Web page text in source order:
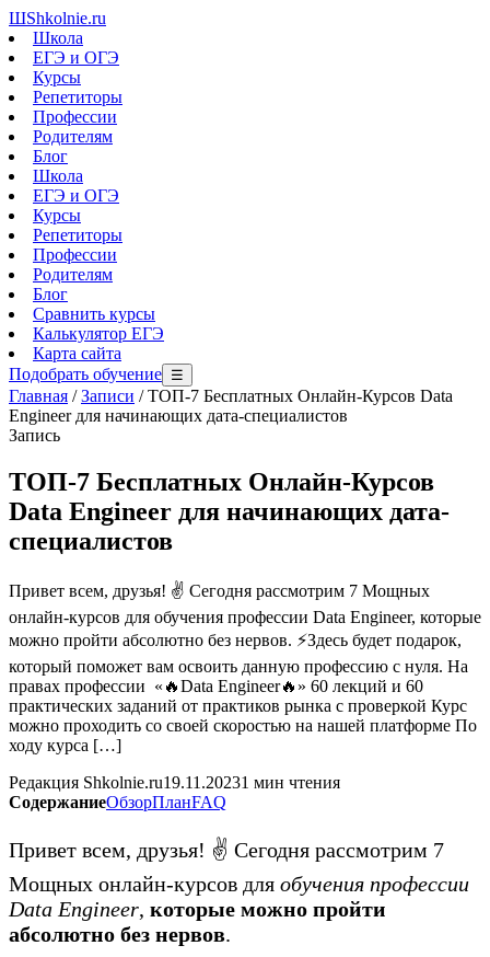
ШShkolnie.ru
Школа
ЕГЭ и ОГЭ
Курсы
Репетиторы
Профессии
Родителям
Блог
Школа
ЕГЭ и ОГЭ
Курсы
Репетиторы
Профессии
Родителям
Блог
Сравнить курсы
Калькулятор ЕГЭ
Карта сайта
Подобрать обучение ☰
Главная /Записи /ТОП-7 Бесплатных Онлайн-Курсов Data
Engineer для начинающих дата-специалистов
Запись
ТОП-7 Бесплатных Онлайн-Курсов
Data Engineer для начинающих дата-
специалистов
Привет всем, друзья! ✌ Сегодня рассмотрим 7 Мощных
онлайн-курсов для обучения профессии Data Engineer, которые
можно пройти абсолютно без нервов. ⚡️Здесь будет подарок,
который поможет вам освоить данную профессию с нуля. На
правах профессии «🔥Data Engineer🔥» 60 лекций и 60
практических заданий от практиков рынка с проверкой Курс
можно проходить со своей скоростью на нашей платформе По
ходу курса […]
Редакция Shkolnie.ru19.11.20231 мин чтения
СодержаниеОбзорПланFAQ
Привет всем, друзья! ✌ Сегодня рассмотрим 7
Мощных онлайн-курсов для обучения профессии
Data Engineer, которые можно пройти
абсолютно без нервов.